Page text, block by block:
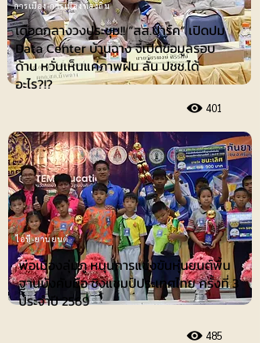
เดือดกลางวงประชุม!! “สส.ปาร์ค” เปิดปม
Data Center บ้านฉาง จี้เปิดข้อมูลรอบ
ด้าน หวั่นเห็นแค่ภาพฝัน ลั่น ปชช.ได้
อะไร?!?
401
การเมือง-การเมืองท้องถิ่น
ไอที-ยานยนต์
พ่อเมืองลุ่มภู หนุนการแข่งขันหุ่นยนต์พื้น
ฐานบังคับมือ ชิงแชมป์ประเทศไทย ครั้งที่ 3
ประจำปี 2569
485